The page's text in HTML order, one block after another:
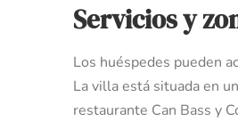
Servicios y
Los huéspedes pueden
La villa está situada en
restaurante Can Bass y